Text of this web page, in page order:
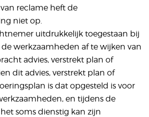
reclame heft de
niet op.
uitdrukkelijk toegestaan bij
werkzaamheden af te wijken van
advies, verstrekt plan of
dit advies, verstrekt plan of
is dat opgesteld is voor
en tijdens de
soms dienstig kan zijn